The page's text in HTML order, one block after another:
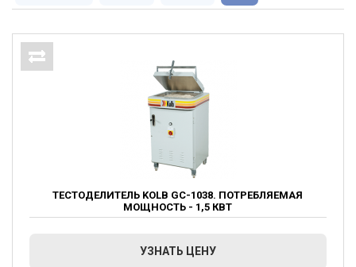
ТЕСТОДЕЛИТЕЛЬ KOLB GC-1038. ПОТРЕБЛЯЕМАЯ
МОЩНОСТЬ - 1,5 КВТ
УЗНАТЬ ЦЕНУ